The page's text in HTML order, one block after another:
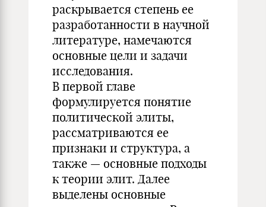
раскрывается степень ее
разработанности в научной
литературе, намечаются
основные цели и задачи
исследования.
В первой главе
формулируется понятие
политической элиты,
рассматриваются ее
признаки и структура, а
также — основные подходы
к теории элит. Далее
выделены основные